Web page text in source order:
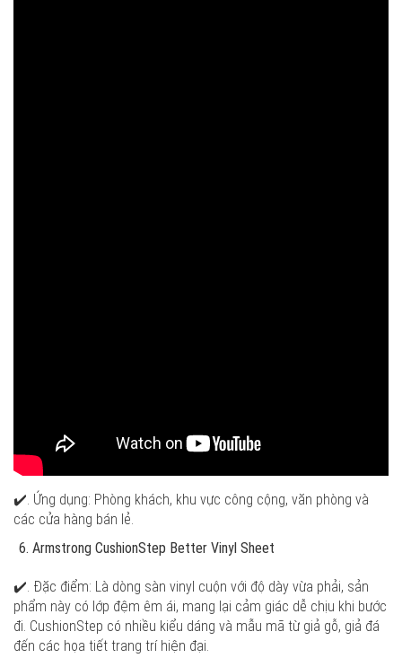
✔️. Ứng dụng: Phòng khách, khu vực công cộng, văn phòng và
các cửa hàng bán lẻ.
Armstrong CushionStep Better Vinyl Sheet
✔️. Đặc điểm: Là dòng sàn vinyl cuộn với độ dày vừa phải, sản
phẩm này có lớp đệm êm ái, mang lại cảm giác dễ chịu khi bước
đi. CushionStep có nhiều kiểu dáng và mẫu mã từ giả gỗ, giả đá
đến các họa tiết trang trí hiện đại.